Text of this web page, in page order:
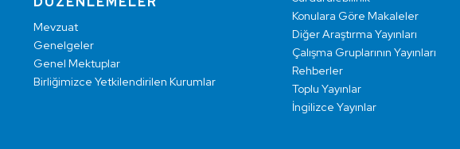
Mevzuat
Genelgeler
Genel Mektuplar
Birliğimizce Yetkilendirilen Kurumlar
Konulara Göre Makaleler
Diğer Araştırma Yayınları
Çalışma Gruplarının Yayınları
Rehberler
Toplu Yayınlar
İngilizce Yayınlar